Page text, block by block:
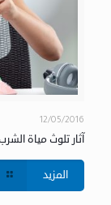
12/05/2016
آثار تلوث مياة
المزيد